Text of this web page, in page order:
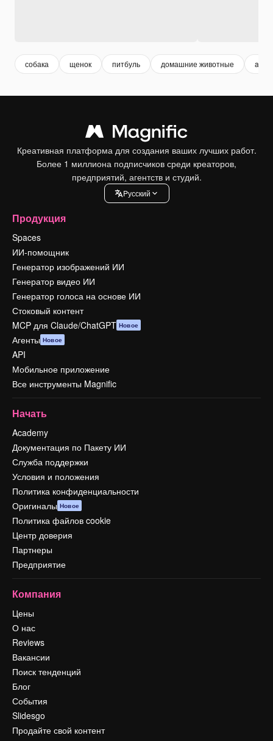
собака щенок питбуль домашние животные
Креативная платформа для создания ваших лучших работ.
Более 1 миллиона подписчиков среди креаторов,
предприятий, агентств и студий.
Pусский
Продукция
Spaces
ИИ-помощник
Генератор изображений ИИ
Генератор видео ИИ
Генератор голоса на основе ИИ
Стоковый контент
MCP для Claude/ChatGPT Новое
Агенты Новое
API
Мобильное приложение
Все инструменты Magnific
Начать
Academy
Документация по Пакету ИИ
Служба поддержки
Условия и положения
Политика конфиденциальности
Оригиналы Новое
Политика файлов cookie
Центр доверия
Партнеры
Предприятие
Компания
Цены
О нас
Reviews
Вакансии
Поиск тенденций
Блог
События
Slidesgo
Продайте свой контент